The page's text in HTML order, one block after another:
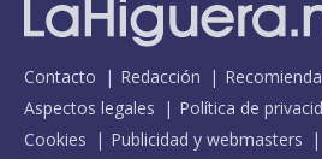
Contacto Redacción Recomienda
Aspectos legales
Política de
Cookies
Publicidad y webmasters